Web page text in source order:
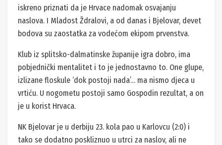
iskreno priznati da je Hrvace nadomak osvajanju
naslova. I Mladost Ždralovi, a od danas i Bjelovar, devet
bodova su zaostatka za vodećom ekipom prvenstva.
Klub iz splitsko-dalmatinske županije igra dobro, ima
pobjednički mentalitet i to je jednostavno to. One glupe,
izlizane floskule ‘dok postoji nada’… ma nismo djeca u
vrtiću. U nogometu postoji samo Gospodin rezultat, a on
je u korist Hrvaca.
NK Bjelovar je u derbiju 23. kola pao u Karlovcu (2:0) i
tako se dodatno poskliznuo u utrci za naslov, ali ne